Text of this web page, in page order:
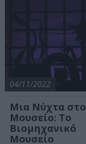
04/11/2022
Μια Νύχτα στο
Μουσείο: Το
Βιομηχανικό
Μουσείο